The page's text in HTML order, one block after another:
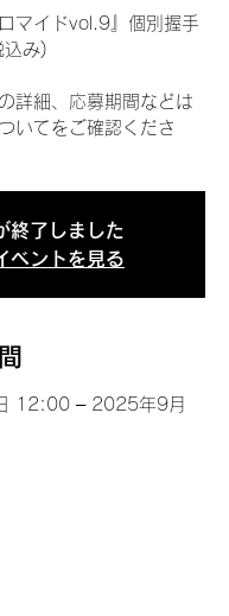
マイドvol.9』個別握手
み)
詳細、応募期間などは
いてをご確認くださ
終了しました
ベントを見る
12:00 – 2025年9月